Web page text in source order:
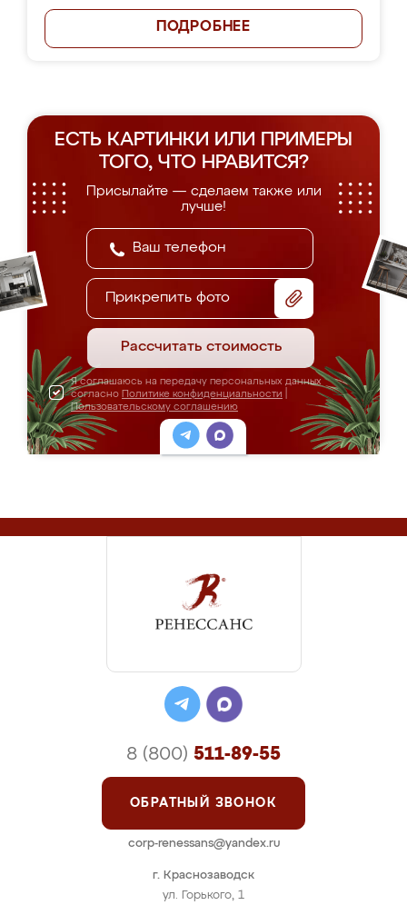
ПОДРОБНЕЕ
ЕСТЬ КАРТИНКИ ИЛИ ПРИМЕРЫ
ТОГО, ЧТО НРАВИТСЯ?
Присылайте — сделаем также или
лучше!
Прикрепить фото
Рассчитать стоимость
Я соглашаюсь на передачу персональных данных
согласно Политике конфиденциальности
Пользовательскому соглашению
г. Краснозаводск
ул. Горького, 1
8 (800) 511-89-55
ОБРАТНЫЙ ЗВОНОК
corp-renessans@yandex.ru